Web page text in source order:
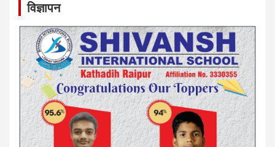
विज्ञापन